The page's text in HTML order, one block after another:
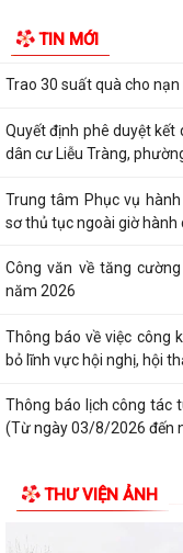
TIN MỚI
Trao 30 suất quà cho
dân cư Liễu Tràng,
sơ thủ tục ngoài giờ hành
năm 2026
bỏ lĩnh vực hội nghị, hội
(Từ ngày 03/8/2026 đến
Quy trình mới về tiếp
trường điện tử
THƯ VIỆN ẢNH